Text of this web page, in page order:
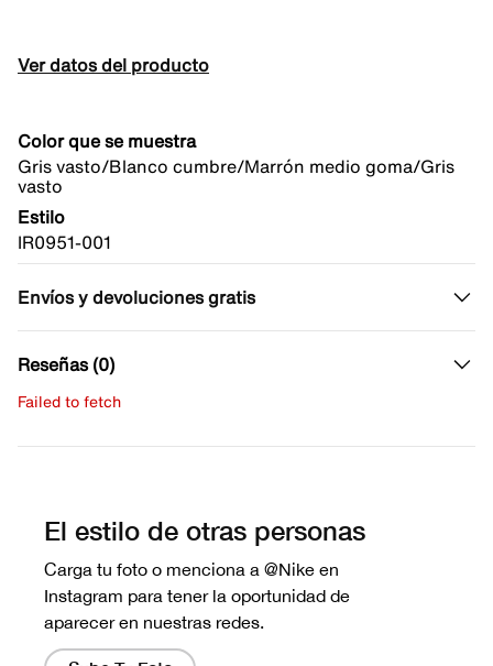
Ver datos del producto
Color que se muestra
Gris vasto/Blanco cumbre/Marrón medio goma/Gris
vasto
Estilo
IR0951-001
Envíos y devoluciones gratis
Reseñas (0)
Failed to fetch